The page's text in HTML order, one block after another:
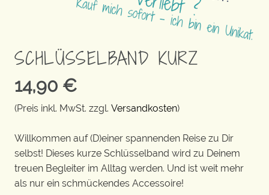
SCHLÜSSELBAND KURZ
14,90 €
(Preis inkl. MwSt. zzgl. Versandkosten)
Willkommen auf (D)einer spannenden Reise zu Dir
selbst! Dieses kurze Schlüsselband wird zu Deinem
treuen Begleiter im Alltag werden. Und ist weit mehr
als nur ein schmückendes Accessoire!